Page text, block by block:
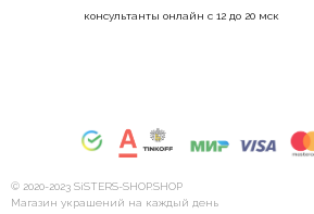
© 2020-2023 SiSTERS-SHOP.SHOP
Магазин украшений на каждый день
консультанты онлайн с 12 до 20 мск